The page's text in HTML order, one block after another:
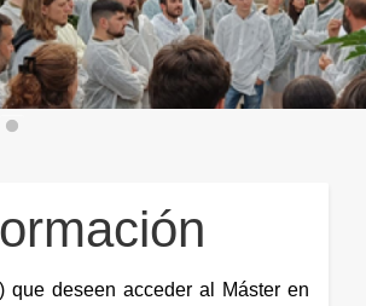
que deseen acceder al Máster en